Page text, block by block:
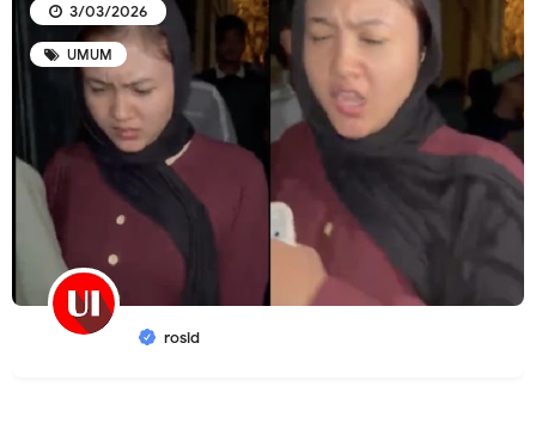
UMUM
rosid
3/03/2026